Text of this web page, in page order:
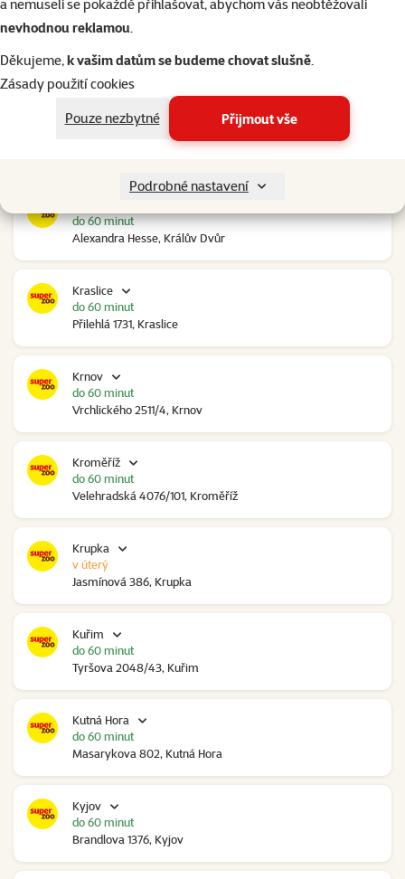
a nemuseli se pokaždé přihlašovat, abychom vás neobtěžovali
nevhodnou reklamou.
Děkujeme,k vašim datům se budeme chovat slušně.
Zásady použití cookies
Pouze nezbytné
Přijmout vše
Podrobné nastavení
Kolín Ovčáry
Ovčáry 304, Ovčáry
Kozomín
Alexandra Hesse, Králův Dvůr
do 60 minut
Kraslice
Přilehlá 1731, Kraslice
do 60 minut
Krnov
Vrchlického 2511/4, Krnov
do 60 minut
Kroměříž
Velehradská 4076/101, Kroměříž
do 60 minut
Krupka
Jasmínová 386, Krupka
v úterý
Kuřim
Tyršova 2048/43, Kuřim
do 60 minut
Kutná Hora
Masarykova 802, Kutná Hora
do 60 minut
Kyjov
Brandlova 1376, Kyjov
do 60 minut